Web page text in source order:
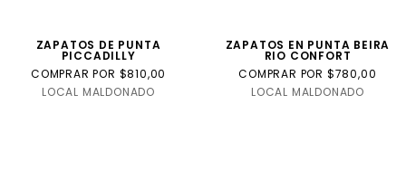
ZAPATOS DE PUNTA
PICCADILLY
COMPRAR POR $810,00
LOCAL MALDONADO
ZAPATOS EN PUNTA BEIRA
RIO CONFORT
COMPRAR POR $780,00
LOCAL MALDONADO